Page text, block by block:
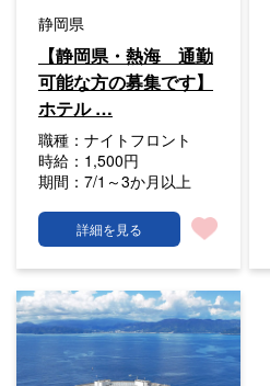
静岡県
【静岡県・熱海 通勤
可能な方の募集です】
ホテル …
職種： ナイトフロント
時給： 1,500円
期間： 7/1～3か月以上
詳細を見る